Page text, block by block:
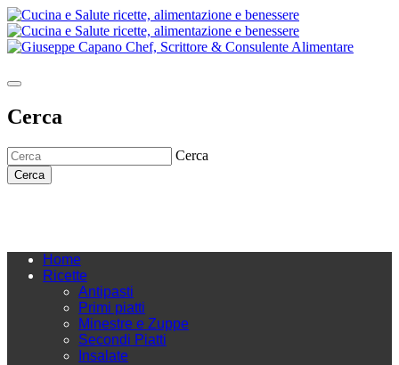
Cerca
Cerca
Cerca
Home
Ricette
Antipasti
Primi piatti
Minestre e Zuppe
Secondi Piatti
Insalate